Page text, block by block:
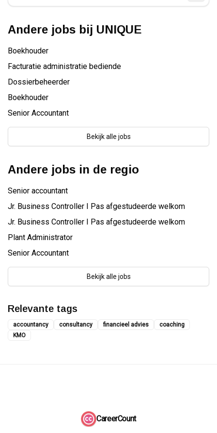
Andere jobs bij UNIQUE
Boekhouder
Facturatie administratie bediende
Dossierbeheerder
Boekhouder
Senior Accountant
Bekijk alle jobs
Andere jobs in de regio
Senior accountant
Jr. Business Controller I Pas afgestudeerde welkom
Jr. Business Controller I Pas afgestudeerde welkom
Plant Administrator
Senior Accountant
Bekijk alle jobs
Relevante tags
accountancy consultancy financieel advies
coaching
KMO
CareerCount